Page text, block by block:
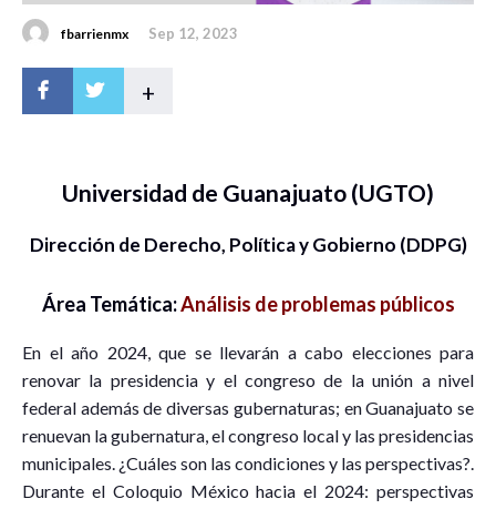
fbarrienmx Sep 12, 2023
+
Universidad de Guanajuato (UGTO)
Dirección de Derecho, Política y Gobierno (DDPG)
Área Temática:Análisis de problemas públicos
En el año 2024, que se llevarán a cabo elecciones para
renovar la presidencia y el congreso de la unión a nivel
federal además de diversas gubernaturas; en Guanajuato se
renuevan la gubernatura, el congreso local y las presidencias
municipales. ¿Cuáles son las condiciones y las perspectivas?.
Durante el Coloquio México hacia el 2024: perspectivas